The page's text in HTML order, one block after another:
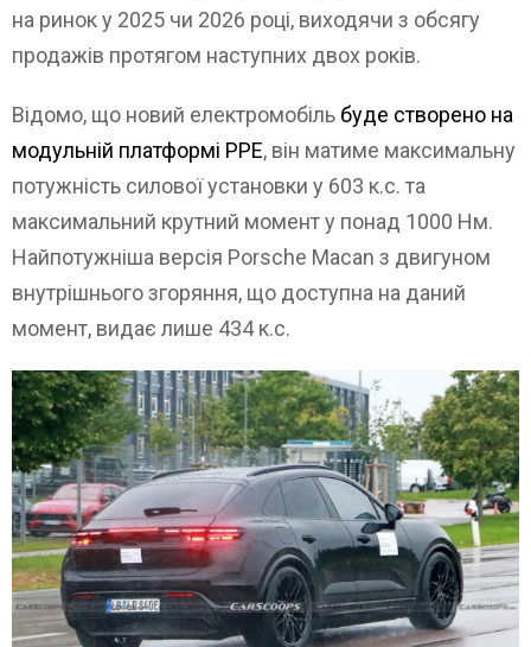
на ринок у 2025 чи 2026 році, виходячи з обсягу
продажів протягом наступних двох років.
Відомо, що новий електромобіль буде створено на
модульній платформі PPE, він матиме максимальну
потужність силової установки у 603 к.с. та
максимальний крутний момент у понад 1000 Нм.
Найпотужніша версія Porsche Macan з двигуном
внутрішнього згоряння, що доступна на даний
момент, видає лише 434 к.с.